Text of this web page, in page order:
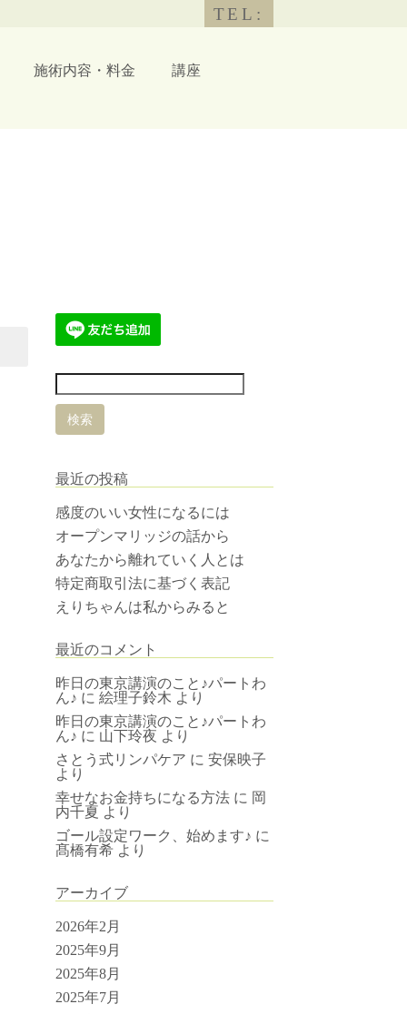
TEL:
施術内容・料金 講座
最近の投稿
感度のいい女性になるには
オープンマリッジの話から
あなたから離れていく人とは
特定商取引法に基づく表記
えりちゃんは私からみると
最近のコメント
昨日の東京講演のこと♪パートわ
ん♪ に 絵理子鈴木 より
昨日の東京講演のこと♪パートわ
ん♪ に 山下玲夜 より
さとう式リンパケア に 安保映子
より
幸せなお金持ちになる方法 に 岡
内千夏 より
ゴール設定ワーク、始めます♪ に
髙橋有希 より
アーカイブ
2026年2月
2025年9月
2025年8月
2025年7月